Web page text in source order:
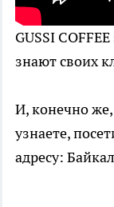
GUSSI
знают своих
И, конечно
узнаете,
адресу: